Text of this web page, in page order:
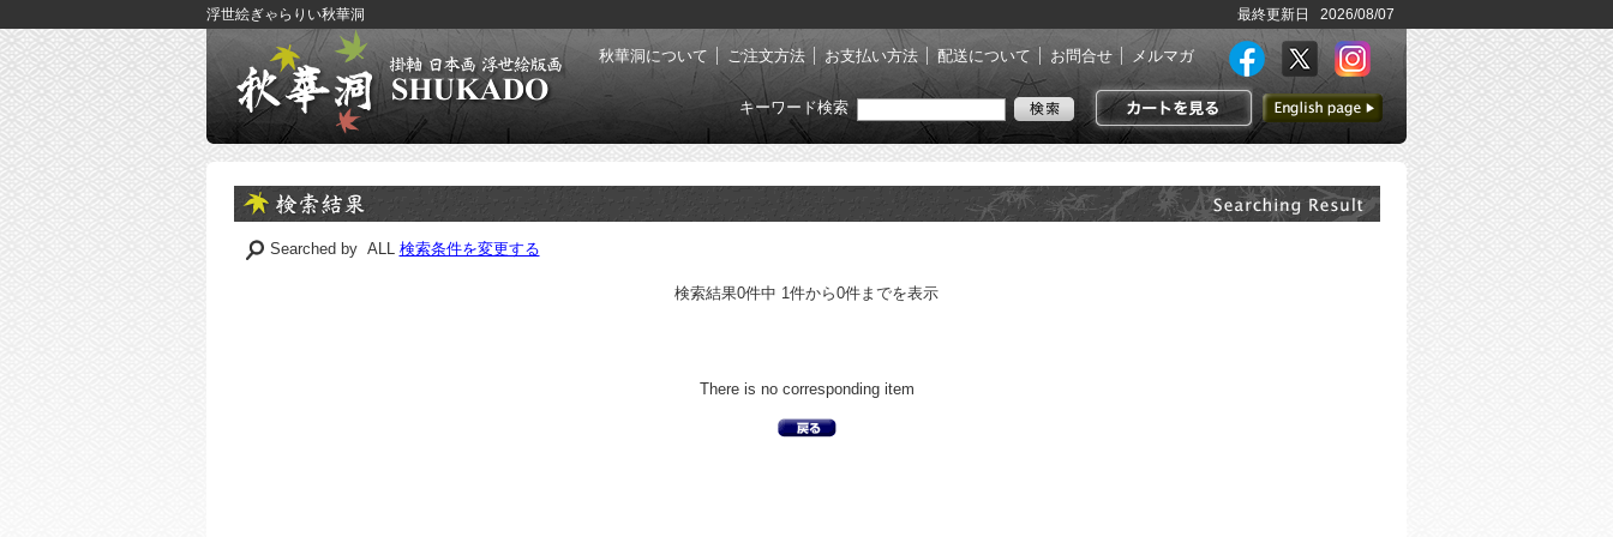
浮世絵ぎゃらりい秋華洞 最終更新日 2026/08/07
秋華洞について ご注文方法 お支払い方法 配送について お問合せ メルマガ
カートを見る
英語ページへ
キーワード検索
Searched by ALL 検索条件を変更する
検索結果0件中 1件から0件までを表示
There is no corresponding item